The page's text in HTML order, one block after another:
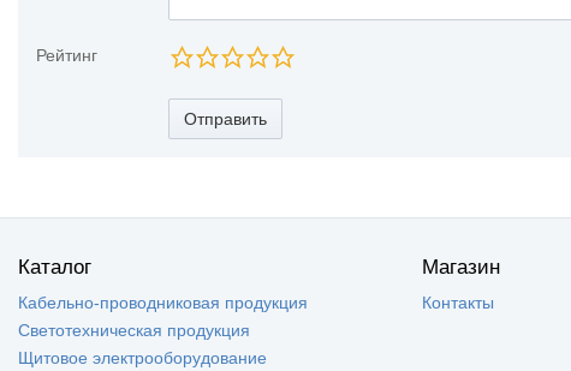
Рейтинг
Отправить
Каталог
Кабельно-проводниковая продукция
Светотехническая продукция
Щитовое электрооборудование
Магазин
Контакты